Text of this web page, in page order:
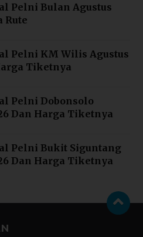
Pelni Bulan Agustus
Rute
Pelni KM Wilis Agustus
Tiketnya
Pelni Dobonsolo
Dan Harga Tiketnya
Pelni Bukit Siguntang
Dan Harga Tiketnya